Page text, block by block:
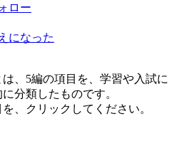
ロー
になった
は、5編の項目を、学習や入試に
分類したものです。
、クリックしてください。